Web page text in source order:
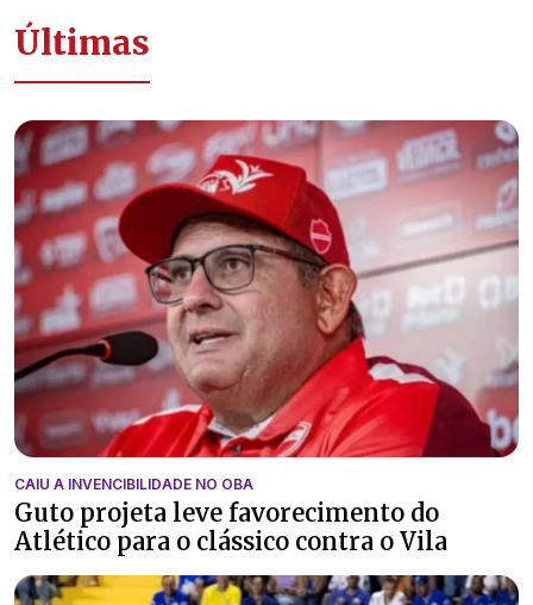
Últimas
CAIU A INVENCIBILIDADE NO OBA
Guto projeta leve favorecimento do
Atlético para o clássico contra o Vila